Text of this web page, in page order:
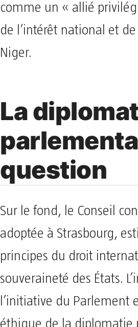
comme un « allié
de l’intérêt national et
Niger.
La
question
Sur le fond, le Conseil
adoptée à Strasbourg,
principes du droit
souveraineté des États.
l’initiative du Parlement
éthique de la diplomatie